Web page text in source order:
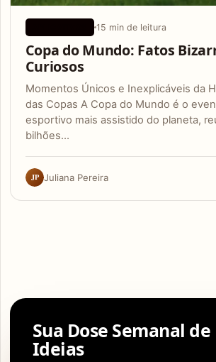
15 min de leitura
Copa do Mundo: Fatos
Curiosos
Momentos Únicos e Inexplicáveis da
das Copas A Copa do Mundo é o
esportivo mais assistido do planeta,
bilhões…
JP Juliana Pereira
Sua Dose Semanal de
Ideias